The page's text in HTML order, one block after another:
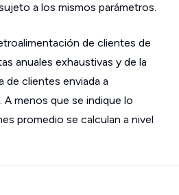
a los mismos parámetros.
de clientes de
anuales exhaustivas y de la
de clientes enviada a
menos que se indique lo
promedio se calculan a nivel